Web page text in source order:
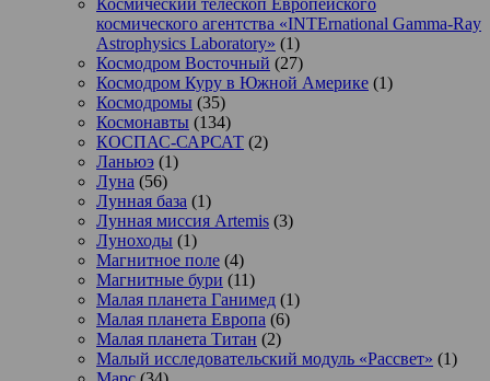
космического агентства «INTErnational Gamma-Ray
Astrophysics Laboratory» (1)
Космодром Восточный (27)
Космодром Куру в Южной Америке (1)
Космодромы (35)
Космонавты (134)
КОСПАС-САРСАТ (2)
Ланьюэ (1)
Луна (56)
Лунная база (1)
Лунная миссия Artemis (3)
Луноходы (1)
Магнитное поле (4)
Магнитные бури (11)
Малая планета Ганимед (1)
Малая планета Европа (6)
Малая планета Титан (2)
Малый исследовательский модуль «Рассвет» (1)